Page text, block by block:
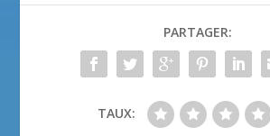
PARTAGER:
TAUX: